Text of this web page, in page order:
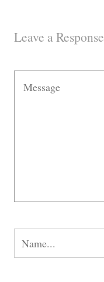
Leave a Response